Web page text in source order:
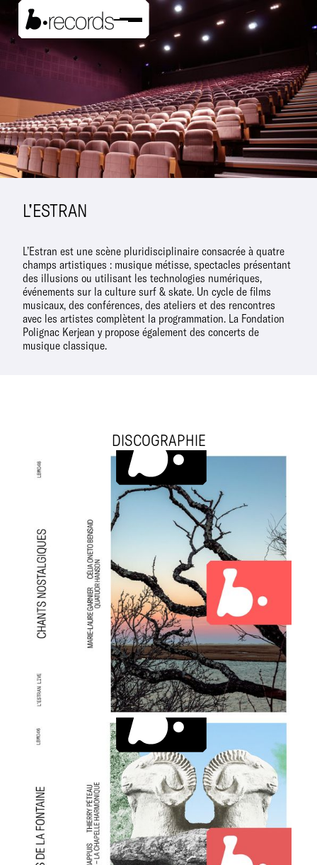
L'ESTRAN
L’Estran est une scène pluridisciplinaire consacrée à quatre
champs artistiques : musique métisse, spectacles présentant
des illusions ou utilisant les technologies numériques,
événements sur la culture surf & skate. Un cycle de films
musicaux, des conférences, des ateliers et des rencontres
avec les artistes complètent la programmation. La Fondation
Polignac Kerjean y propose également des concerts de
musique classique.
DISCOGRAPHIE